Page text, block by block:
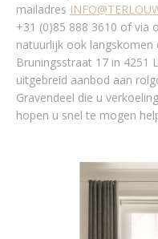
mailadres
+31 (0)85 888 3610 of via
natuurlijk ook langskomen
Bruningsstraat 17 in 4251
uitgebreid aanbod aan
Gravendeel die u
hopen u snel te mogen